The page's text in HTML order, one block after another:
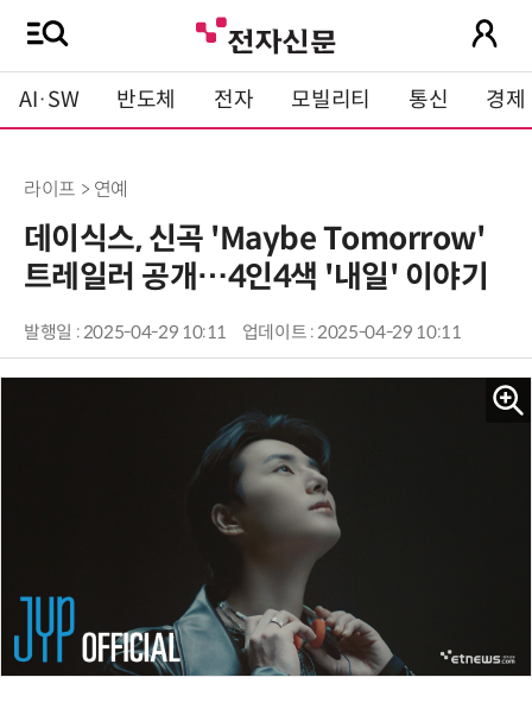
AI·SW 반도체 전자 모빌리티 통신 경제
라이프 > 연예
데이식스, 신곡 'Maybe Tomorrow'
트레일러 공개…4인4색 '내일' 이야기
발행일 : 2025-04-29 10:11 업데이트 : 2025-04-29 10:11